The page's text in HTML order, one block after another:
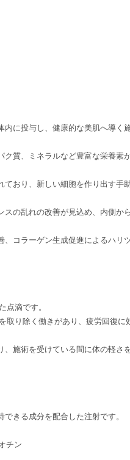
内に投与し、健康的な美肌へ導く
質、ミネラルなど豊富な栄養素
ており、新しい細胞を作り出す手
スの乱れの改善が見込め、内側か
、コラーゲン生成促進によるハリ
点滴です。
取り除く働きがあり、疲労回復に
施術を受けている間に体の軽さ
きる成分を配合した注射です。
チン